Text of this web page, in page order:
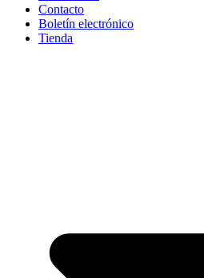
Contacto
Boletín electrónico
Tienda